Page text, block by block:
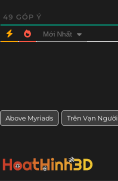
49 GÓP Ý
Mới Nhất
Above Myriads Trên Vạn Người